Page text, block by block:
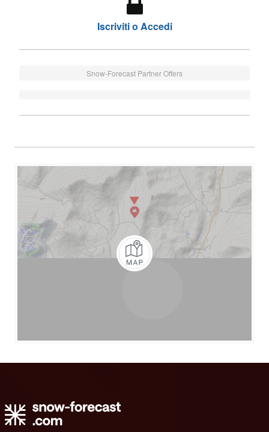
Iscriviti o Accedi
Snow-Forecast Partner Offers